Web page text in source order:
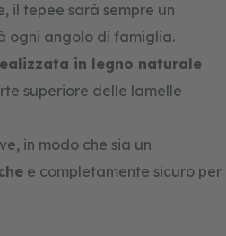
il tepee sarà sempre un
ogni angolo di famiglia.
in legno naturale
superiore delle lamelle
in modo che sia un
e completamente sicuro per